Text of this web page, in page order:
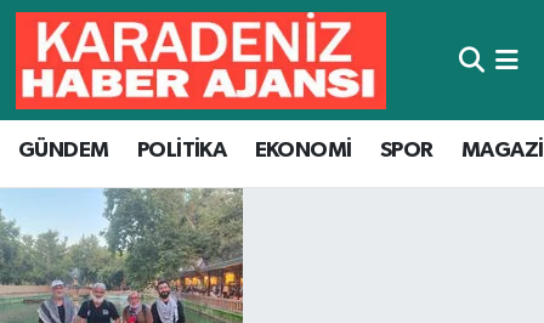
GÜNDEM POLİTİKA EKONOMİ SPOR
Hava Durumu
Trafik Durumu
Süper Lig Puan Durumu ve Fikstür
Tüm Manşetler